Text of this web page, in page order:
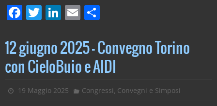
F
c
e
b
o
T
itt
er
Li
k
e
dI
n
E
ai
l
n
di
vi
di
12 giugno 2025 – Convegno Torino
con CieloBuio e AIDI
19 Maggio 2025 Congressi, Convegni e Simposi